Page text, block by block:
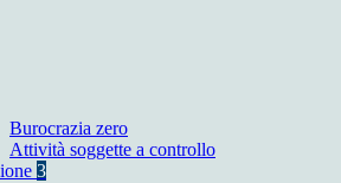
Burocrazia zero
Attività soggette a controllo
3